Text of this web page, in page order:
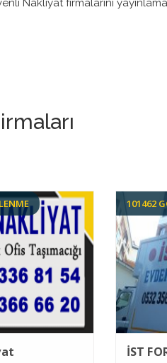
Nakliyat firmalarını
101462
İST